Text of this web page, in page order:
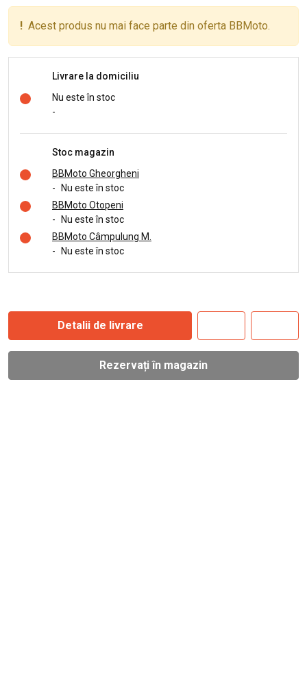
! Acest produs nu mai face parte din oferta BBMoto.
Livrare la domiciliu
Nu este în stoc
-
Stoc magazin
BBMoto Gheorgheni
- Nu este în stoc
BBMoto Otopeni
- Nu este în stoc
BBMoto Câmpulung M.
- Nu este în stoc
Detalii de livrare
Rezervați în magazin